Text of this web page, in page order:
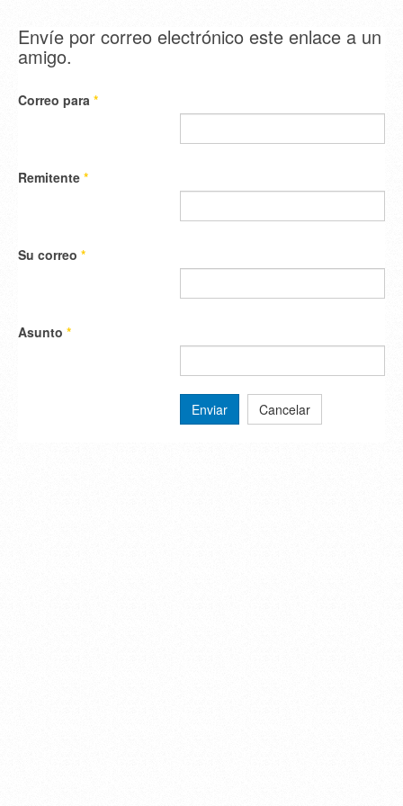
Envíe por correo electrónico este enlace a un
amigo.
Correo para *
Remitente *
Su correo *
Asunto *
Enviar Cancelar